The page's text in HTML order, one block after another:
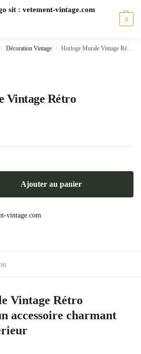
0
» Décoration Vintage » Horloge Murale Vintage Rétro Apothicaire
Vintage Rétro
Ajouter au panier
Vintage Rétro
accessoire charmant